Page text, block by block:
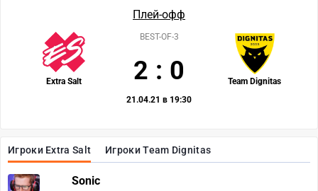
Игроки Extra Salt Игроки Team Dignitas
Sonic
Плей-офф
Extra Salt Team Dignitas
BEST-OF-3
2 : 0
21.04.21 в 19:30